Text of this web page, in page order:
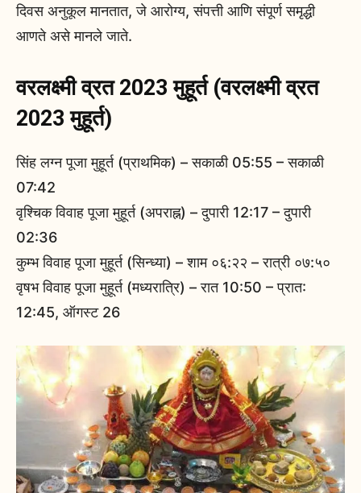
दिवस अनुकूल मानतात, जे आरोग्य, संपत्ती आणि संपूर्ण समृद्धी
आणते असे मानले जाते.
वरलक्ष्मी व्रत 2023 मुहूर्त (वरलक्ष्मी व्रत
2023 मुहूर्त)
सिंह लग्न पूजा मुहूर्त (प्राथमिक) – सकाळी 05:55 – सकाळी
07:42
वृश्चिक विवाह पूजा मुहूर्त (अपराह्न) – दुपारी 12:17 – दुपारी
02:36
कुम्भ विवाह पूजा मुहूर्त (सिन्ध्या) – शाम ०६:२२ – रात्री ०७:५०
वृषभ विवाह पूजा मुहूर्त (मध्यरात्रि) – रात 10:50 – प्रात:
12:45, ऑगस्ट 26